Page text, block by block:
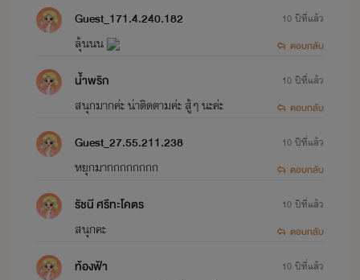
Guest_171.4.240.182
ลุ้นนน
10 ปีที่แล้ว
ตอบกลับ
น้ำพริก
สนุกมากค่ะ น่าติดตามค่ะ สู้ๆ นะค่ะ
10 ปีที่แล้ว
ตอบกลับ
Guest_27.55.211.238
หยุกมากกกกกกกก
10 ปีที่แล้ว
ตอบกลับ
รัชนี ศรีทะโคตร
สนุกคะ
10 ปีที่แล้ว
ตอบกลับ
ท้องฟ้า
10 ปีที่แล้ว